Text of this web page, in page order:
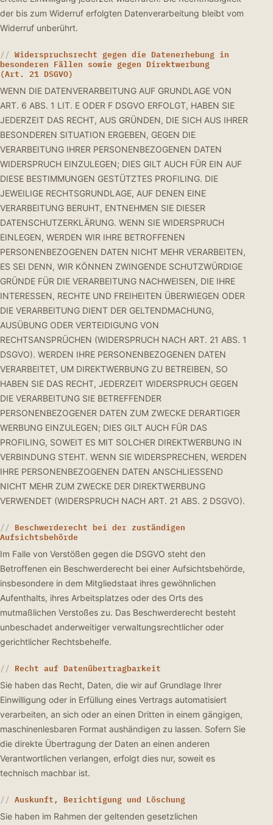
der bis zum Widerruf erfolgten Datenverarbeitung bleibt vom
Widerruf unberührt.
Widerspruchsrecht gegen die Datenerhebung in
besonderen Fällen sowie gegen Direktwerbung
(Art. 21 DSGVO)
WENN DIE DATENVERARBEITUNG AUF GRUNDLAGE VON
ART. 6 ABS. 1 LIT. E ODER F DSGVO ERFOLGT, HABEN SIE
JEDERZEIT DAS RECHT, AUS GRÜNDEN, DIE SICH AUS IHRER
BESONDEREN SITUATION ERGEBEN, GEGEN DIE
VERARBEITUNG IHRER PERSONENBEZOGENEN DATEN
WIDERSPRUCH EINZULEGEN; DIES GILT AUCH FÜR EIN AUF
DIESE BESTIMMUNGEN GESTÜTZTES PROFILING. DIE
JEWEILIGE RECHTSGRUNDLAGE, AUF DENEN EINE
VERARBEITUNG BERUHT, ENTNEHMEN SIE DIESER
DATENSCHUTZERKLÄRUNG. WENN SIE WIDERSPRUCH
EINLEGEN, WERDEN WIR IHRE BETROFFENEN
PERSONENBEZOGENEN DATEN NICHT MEHR VERARBEITEN,
ES SEI DENN, WIR KÖNNEN ZWINGENDE SCHUTZWÜRDIGE
GRÜNDE FÜR DIE VERARBEITUNG NACHWEISEN, DIE IHRE
INTERESSEN, RECHTE UND FREIHEITEN ÜBERWIEGEN ODER
DIE VERARBEITUNG DIENT DER GELTENDMACHUNG,
AUSÜBUNG ODER VERTEIDIGUNG VON
RECHTSANSPRÜCHEN (WIDERSPRUCH NACH ART. 21 ABS. 1
DSGVO). WERDEN IHRE PERSONENBEZOGENEN DATEN
VERARBEITET, UM DIREKTWERBUNG ZU BETREIBEN, SO
HABEN SIE DAS RECHT, JEDERZEIT WIDERSPRUCH GEGEN
DIE VERARBEITUNG SIE BETREFFENDER
PERSONENBEZOGENER DATEN ZUM ZWECKE DERARTIGER
WERBUNG EINZULEGEN; DIES GILT AUCH FÜR DAS
PROFILING, SOWEIT ES MIT SOLCHER DIREKTWERBUNG IN
VERBINDUNG STEHT. WENN SIE WIDERSPRECHEN, WERDEN
IHRE PERSONENBEZOGENEN DATEN ANSCHLIESSEND
NICHT MEHR ZUM ZWECKE DER DIREKTWERBUNG
VERWENDET (WIDERSPRUCH NACH ART. 21 ABS. 2 DSGVO).
Beschwerderecht bei der zuständigen
Aufsichtsbehörde
Im Falle von Verstößen gegen die DSGVO steht den
Betroffenen ein Beschwerderecht bei einer Aufsichtsbehörde,
insbesondere in dem Mitgliedstaat ihres gewöhnlichen
Aufenthalts, ihres Arbeitsplatzes oder des Orts des
mutmaßlichen Verstoßes zu. Das Beschwerderecht besteht
unbeschadet anderweitiger verwaltungsrechtlicher oder
gerichtlicher Rechtsbehelfe.
Recht auf Datenübertragbarkeit
Sie haben das Recht, Daten, die wir auf Grundlage Ihrer
Einwilligung oder in Erfüllung eines Vertrags automatisiert
verarbeiten, an sich oder an einen Dritten in einem gängigen,
maschinenlesbaren Format aushändigen zu lassen. Sofern Sie
die direkte Übertragung der Daten an einen anderen
Verantwortlichen verlangen, erfolgt dies nur, soweit es
technisch machbar ist.
Auskunft, Berichtigung und Löschung
Sie haben im Rahmen der geltenden gesetzlichen